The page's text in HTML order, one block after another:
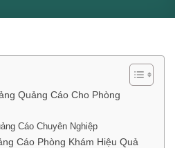
Quảng Cáo Cho Phòng
Cáo Chuyên Nghiệp
Cáo Phòng Khám Hiệu Quả